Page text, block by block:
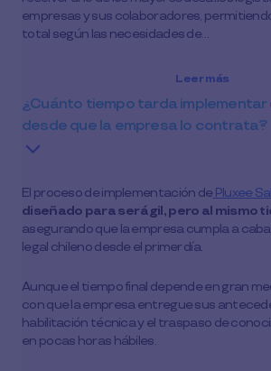
empresas y sus colaboradores,
total según las necesidades de…
Leer más
¿Cuánto tiempo tarda implementar
desde que la empresa lo contrata?
El proceso de implementación de Pluxee
diseñado para ser ágil, pero al mismo
asegurando que la empresa cumpla a
legal chileno desde el primer día.
Aunque el tiempo final depende en gran
con que la empresa entregue sus
habilitación técnica y el traspaso de
en pocas horas hábiles.